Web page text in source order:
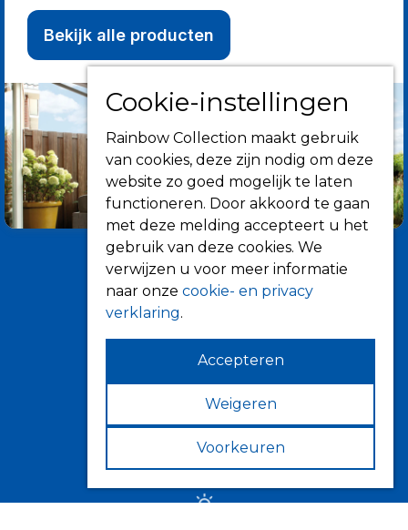
Bekijk alle producten
Informatie
Over ons
Tips
Verkooppunten
Cookie-instellingen
Rainbow Collection maakt gebruik
van cookies, deze zijn nodig om deze
website zo goed mogelijk te laten
functioneren. Door akkoord te gaan
met deze melding accepteert u het
gebruik van deze cookies. We
verwijzen u voor meer informatie
naar onze cookie- en privacy
verklaring.
Accepteren
Weigeren
Voorkeuren